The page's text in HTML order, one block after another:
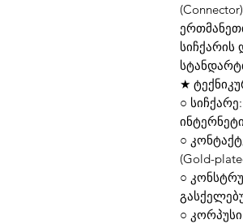
სიჩქარის
★
○
○
(Gold-
○
○